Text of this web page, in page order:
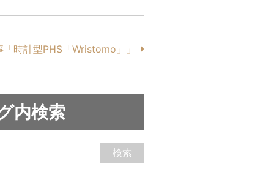
「時計型PHS「Wristomo」」
内検索
検索